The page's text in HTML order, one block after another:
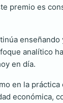
premio es
analítico
en día.
en la
económica,